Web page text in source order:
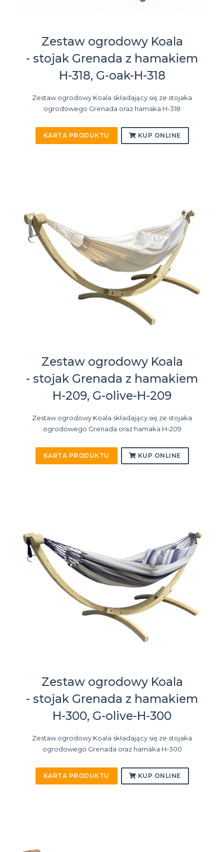
Zestaw ogrodowy Koala
- stojak Grenada z hamakiem
H-318, G-oak-H-318
Zestaw ogrodowy Koala składający się ze stojaka
ogrodowego Grenada oraz hamaka H-318
KARTA PRODUKTU KUP ONLINE
Zestaw ogrodowy Koala
- stojak Grenada z hamakiem
H-209, G-olive-H-209
Zestaw ogrodowy Koala składający się ze stojaka
ogrodowego Grenada oraz hamaka H-209
KARTA PRODUKTU KUP ONLINE
Zestaw ogrodowy Koala
- stojak Grenada z hamakiem
H-300, G-olive-H-300
Zestaw ogrodowy Koala składający się ze stojaka
ogrodowego Grenada oraz hamaka H-300
KARTA PRODUKTU KUP ONLINE